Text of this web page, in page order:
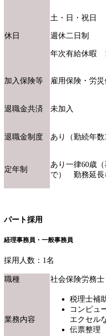
休日
土・日・祝日
週休二日制
年次有給休暇
加入保険等 雇用保険・労
退職金共済 未加入
退職金制度 あり（勤続年数
定年制
あり一律60歳
で） 勤務延長
パート採用
経理事務員・一般事務員
採用人数：1名
職種 社会保険労務士
業務内容
税理士補
コンピュ
エクセル
伝票整理